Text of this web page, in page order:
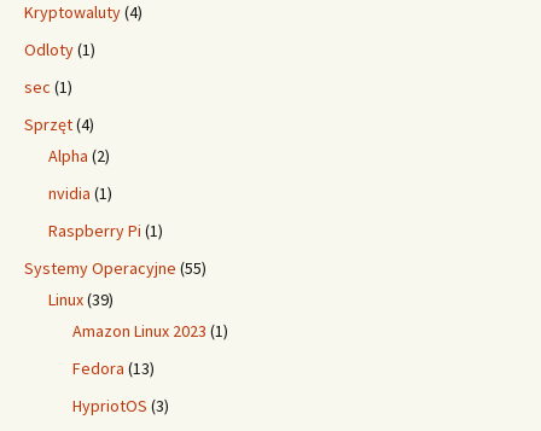
Kryptowaluty(4)
Odloty(1)
sec (1)
Sprzęt(4)
Alpha (2)
nvidia (1)
Raspberry Pi (1)
Systemy Operacyjne (55)
Linux(39)
Amazon Linux 2023 (1)
Fedora (13)
HypriotOS (3)